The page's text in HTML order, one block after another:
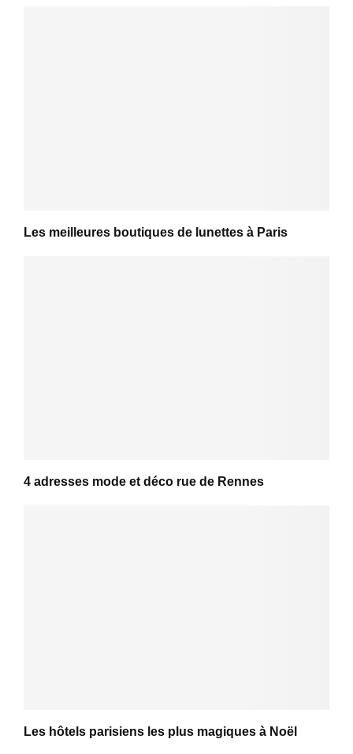
Les meilleures boutiques de lunettes à Paris
4 adresses mode et déco rue de Rennes
Les hôtels parisiens les plus magiques à Noël